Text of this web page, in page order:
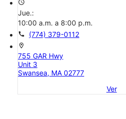
access_time
Jue.:
10:00 a.m. a 8:00 p.m.
call (774) 379-0112
location_on
755 GAR Hwy
Unit 3
Swansea, MA 02777
Ver